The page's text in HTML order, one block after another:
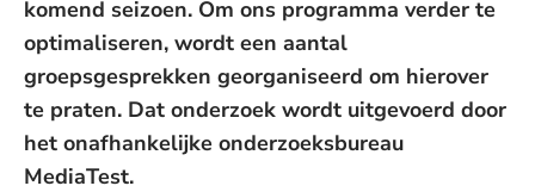
komend seizoen. Om ons programma verder te
optimaliseren, wordt een aantal
groepsgesprekken georganiseerd om hierover
te praten. Dat onderzoek wordt uitgevoerd door
het onafhankelijke onderzoeksbureau
MediaTest.